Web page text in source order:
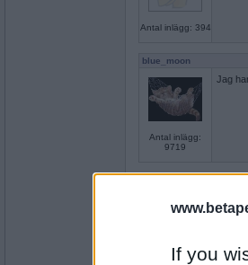
If you
Antal inlägg: 394
blue_moon
Antal inlägg:
9719
Jag